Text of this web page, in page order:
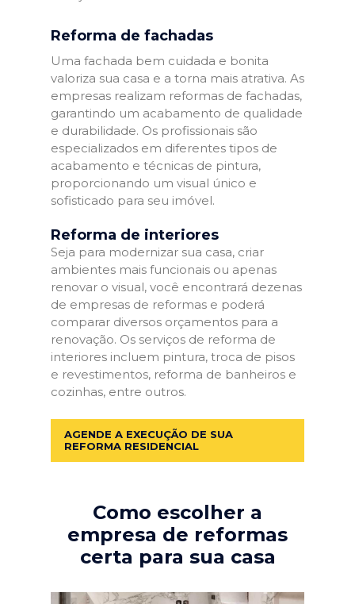
Reforma de fachadas
Uma fachada bem cuidada e bonita
valoriza sua casa e a torna mais atrativa. As
empresas realizam reformas de fachadas,
garantindo um acabamento de qualidade
e durabilidade. Os profissionais são
especializados em diferentes tipos de
acabamento e técnicas de pintura,
proporcionando um visual único e
sofisticado para seu imóvel.
Reforma de interiores
Seja para modernizar sua casa, criar
ambientes mais funcionais ou apenas
renovar o visual, você encontrará dezenas
de empresas de reformas e poderá
comparar diversos orçamentos para a
renovação. Os serviços de reforma de
interiores incluem pintura, troca de pisos
e revestimentos, reforma de banheiros e
cozinhas, entre outros.
AGENDE A EXECUÇÃO DE SUA
REFORMA RESIDENCIAL
Como escolher a
empresa de reformas
certa para sua casa